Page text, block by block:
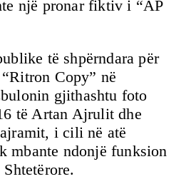
një pronar fiktiv i “AP
të shpërndara për
Copy” në
gjithashtu foto
të Artan Ajrulit dhe
i cili në atë
mbante ndonjë funksion